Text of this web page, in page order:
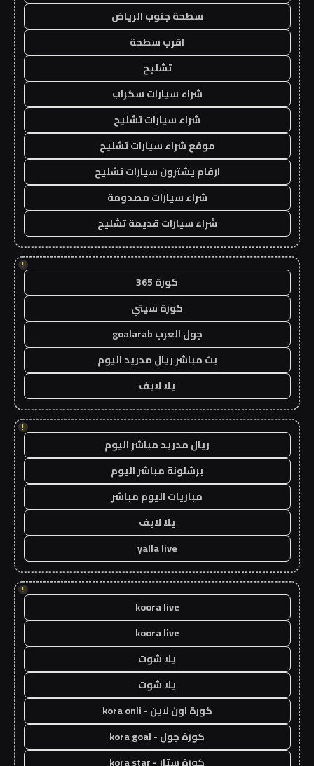
سطحة جنوب الرياض
اقرب سطحة
تشليح
شراء سيارات سكراب
شراء سيارات تشليح
موقع شراء سيارات تشليح
ارقام يشترون سيارات تشليح
شراء سيارات مصدومة
شراء سيارات قديمة تشليح
!
كورة 365
كورة سيتي
جول العرب goalarab
بث مباشر ريال مدريد اليوم
يلا لايف
!
ريال مدريد مباشر اليوم
برشلونة مباشر اليوم
مباريات اليوم مباشر
يلا لايف
yalla live
!
koora live
koora live
يلا شوت
يلا شوت
كورة اون لاين - kora onli
كورة جول - kora goal